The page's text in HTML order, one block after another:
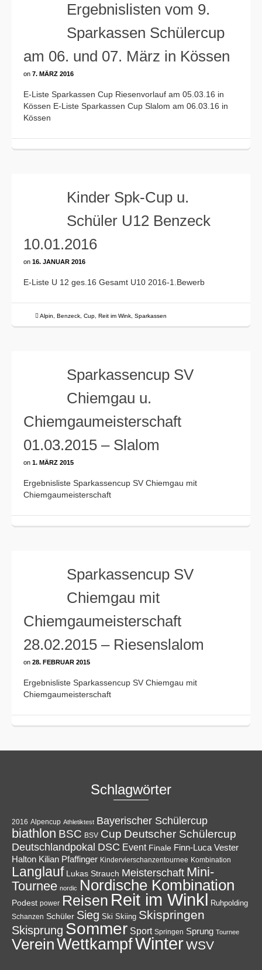
Ergebnislisten vom 9.
Sparkassen Schülercup
am 06. und 07. März in Kössen
on 7. MÄRZ 2016
E-Liste Sparkassen Cup Riesenvorlauf am 05.03.16 in
Kössen E-Liste Sparkassen Cup Slalom am 06.03.16 in
Kössen
Kinder Spk-Cup u.
Schüler U12 Benzeck
10.01.2016
on 16. JANUAR 2016
E-Liste U 12 ges.16 Gesamt U10 2016-1.Bewerb
Alpin Benzeck Cup Reit im Wink Sparkassen
Sparkassencup SV
Chiemgau u.
Chiemgaumeisterschaft
01.03.2015 – Slalom
on 1. MÄRZ 2015
Ergebnisliste Sparkassencup SV Chiemgau mit
Chiemgaumeisterschaft
Sparkassencup SV
Chiemgau mit
Chiemgaumeisterschaft
28.02.2015 – Riesenslalom
on 28. FEBRUAR 2015
Ergebnisliste Sparkassencup SV Chiemgau mit
Chiemgaumeisterschaft
Schlagwörter
2016 Alpencup Athletiktest Bayerischer Schülercup
biathlon BSC BSV Cup Deutscher Schülercup
Deutschlandpokal DSC Event Finale Finn-Luca Vester
Halton Kilian Pfaffinger Kindervierschanzentournee Kombination
Langlauf Lukas Strauch Meisterschaft Mini-
Tournee nordic Nordische Kombination
Podest power Reisen Reit im Winkl Ruhpolding
Schanzen Schüler Sieg Ski Skiing Skispringen
Skisprung Sommer Sport Springen Sprung Tournee
VereinWettkampfWinterWSV